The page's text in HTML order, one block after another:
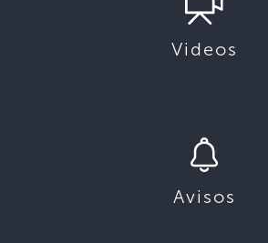
Videos
Avisos